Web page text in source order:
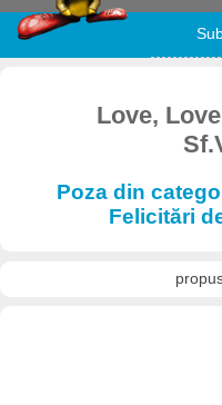
Love,
Poza din
Felicitări